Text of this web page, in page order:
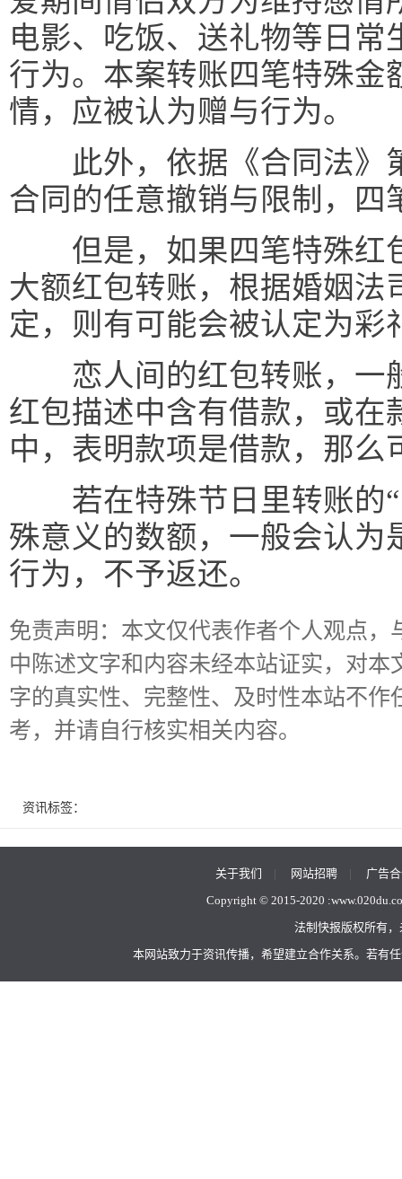
电影、吃饭、送礼物等日
行为。本案转账四笔特殊金
情，应被认为赠与行为。
此外，依据《合同法》
合同的任意撤销与限制，四
但是，如果四笔特殊红
大额红包转账，根据婚姻法
定，则有可能会被认定为彩
恋人间的红包转账，一
红包描述中含有借款，或在
中，表明款项是借款，那么
若在特殊节日里转账的
殊意义的数额，一般会认为
行为，不予返还。
免责声明：本文仅代表作者个人观点
中陈述文字和内容未经本站证实，对
字的真实性、完整性、及时性本站不
考，并请自行核实相关内容。
资讯标签：
关于我们 | 网站招聘| 广告
Copyright © 2015-2020 :
法制快报版权所有
本网站致力于资讯传播，希望建立合作关系。若有